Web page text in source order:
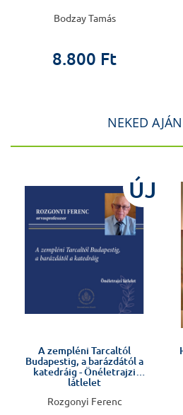
Bodzay Tamás
8.800 Ft
NEKED
ÚJ
A zempléni Tarcaltól
Budapestig, a barázdától a
katedráig - Önéletrajzi
látlelet
Rozgonyi Ferenc